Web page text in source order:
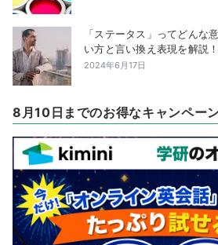
「ステータス」ってどんな
い方と言い換え表現を解説！
2024年6月17日
8月10日までのお得なキャンペー